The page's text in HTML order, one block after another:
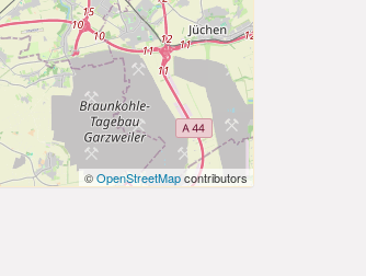
©OpenStreetMapcontributors